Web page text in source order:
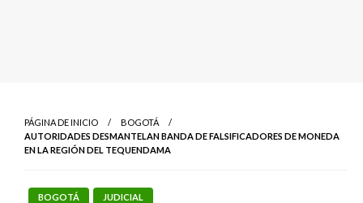
PÁGINA DE INICIO
BOGOTÁ
AUTORIDADES DESMANTELAN BANDA DE FALSIFICADORES DE MONEDA
EN LA REGIÓN DEL TEQUENDAMA
BOGOTÁ JUDICIAL